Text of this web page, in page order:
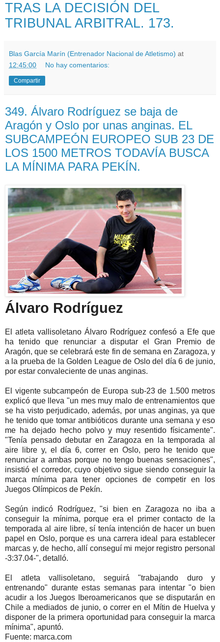
TRAS LA DECISIÓN DEL
TRIBUNAL ARBITRAL. 173.
Blas García Marín (Entrenador Nacional de Atletismo) at
12:45:00
No hay comentarios:
Compartir
349. Álvaro Rodríguez se baja de
Aragón y Oslo por unas anginas. EL
SUBCAMPEÓN EUROPEO SUB 23 DE
LOS 1500 METROS TODAVÍA BUSCA
LA MÍNIMA PARA PEKÍN.
Álvaro Rodríguez
El atleta vallisoletano Álvaro Rodríguez confesó a Efe que
ha tenido que renunciar a disputar el Gran Premio de
Aragón, que se celebrará este fin de semana en Zaragoza, y
a la prueba de la Golden League de Oslo del día 6 de junio,
por estar convaleciente de unas anginas.
El vigente subcampeón de Europa sub-23 de 1.500 metros
explicó que lleva "un mes muy malo de entrenamientos que
se ha visto perjudicado, además, por unas anginas, ya que
he tenido que tomar antibióticos durante una semana y eso
me ha dejado hecho polvo y muy resentido físicamente".
"Tenía pensado debutar en Zaragoza en la temporada al
aire libre y, el día 6, correr en Oslo, pero he tenido que
renunciar a ambas porque no tengo buenas sensaciones",
insistió el corredor, cuyo objetivo sigue siendo conseguir la
marca mínima para tener opciones de competir en los
Juegos Olímpicos de Pekín.
Según indicó Rodríguez, "si bien en Zaragoza no iba a
conseguir la mínima, porque era el primer contacto de la
temporada al aire libre, sí tenía intención de hacer un buen
papel en Oslo, porque es una carrera ideal para establecer
marcas y, de hecho, allí conseguí mi mejor registro personal
-3:37.04-", detalló.
El atleta vallisoletano, seguirá "trabajando duro y
entrenando" durante estas semanas para intentar "o bien
acudir a los Juegos Iberoamericanos que se disputarán en
Chile a mediados de junio, o correr en el Mítin de Huelva y
disponer de la primera oportunidad para conseguir la marca
mínima", apuntó.
Fuente: marca.com